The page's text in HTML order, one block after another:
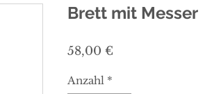
Brett mit Messer
58,00 €
Anzahl *